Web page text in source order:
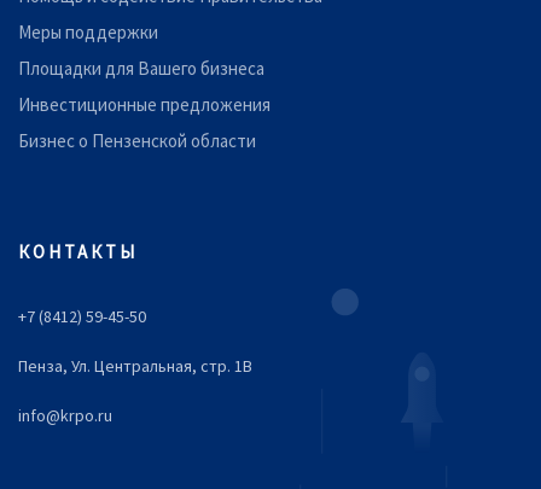
Меры поддержки
Площадки для Вашего бизнеса
Инвестиционные предложения
Бизнес о Пензенской области
КОНТАКТЫ
+7 (8412) 59-45-50
Пенза, Ул. Центральная, стр. 1В
info@krpo.ru